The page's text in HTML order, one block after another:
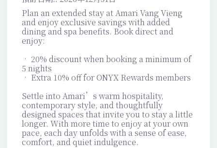
Plan an extended stay at Amari Vang Vieng
and enjoy exclusive savings with added
dining and spa benefits. Book direct and
enjoy:
•​ 20% discount when booking a minimum of
5 nights
• Extra 10% off for ONYX Rewards members
Settle into Amari’s warm hospitality,
contemporary style, and thoughtfully
designed spaces that invite you to stay a little
longer. With more time to enjoy at your own
pace, each day unfolds with a sense of ease,
comfort, and quiet indulgence.